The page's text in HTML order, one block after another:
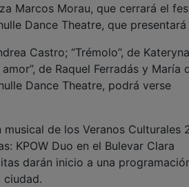
Marcos Morau, que cerrará el
Dance Theatre, que presentará
Castro; “Trémolo”, de Kateryna
de Raquel Ferradás y María
Dance Theatre, podrá verse
de los Veranos Culturales
KPOW Duo en el Bulevar Clara
darán inicio a una
ciudad.